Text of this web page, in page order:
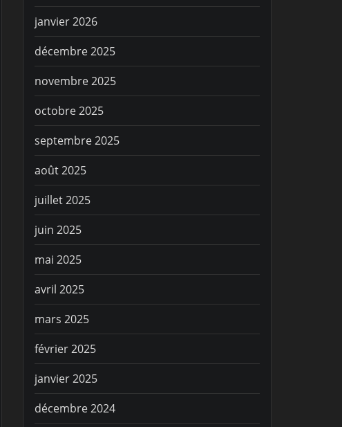
janvier 2026
décembre 2025
novembre 2025
octobre 2025
septembre 2025
août 2025
juillet 2025
juin 2025
mai 2025
avril 2025
mars 2025
février 2025
janvier 2025
décembre 2024